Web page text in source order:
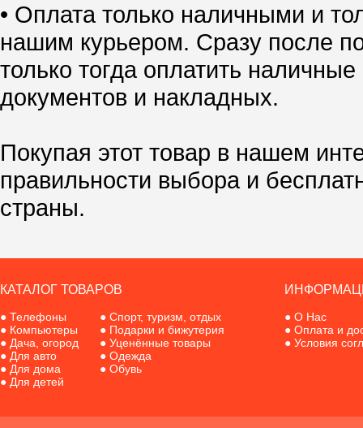
• Оплата только наличными и
нашим курьером. Сразу после
только тогда оплатить
документов и накладных.
Покупая этот товар в нашем
правильности выбора и
страны.
КАТАЛОГ ТОВАРОВ
● Телефоны
● Компьютеры
● Дача, огород
● Для авто
● Для дома
● Для детей
● Спорт, туризм, отдых
● Подарки и бижутерия
● Уценённые товары
● Одежда
● Обувь
● О Нас
● Оплата и
● Условия